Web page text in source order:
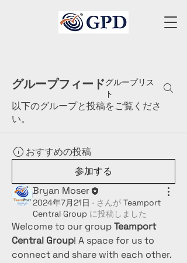
グループフィードグループリス
ト
以下のグループと投稿をご覧くださ
い。
おすすめの投稿
参加する
Bryan Moser
2024年7月21日 · さんが Teamport
Central Group に投稿しました
Welcome to our group Teamport
Central Group! A space for us to
connect and share with each other.